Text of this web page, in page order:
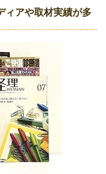
ィアや取材実績が多